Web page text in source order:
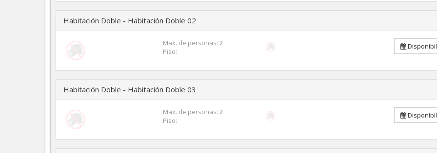
Habitación Doble - Habitación Doble 02
Max. de personas: 2
Piso:
Habitación Doble - Habitación Doble 03
Max. de personas: 2
Piso: